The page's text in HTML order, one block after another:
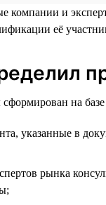
компании и
её
на
указанные в
рынка